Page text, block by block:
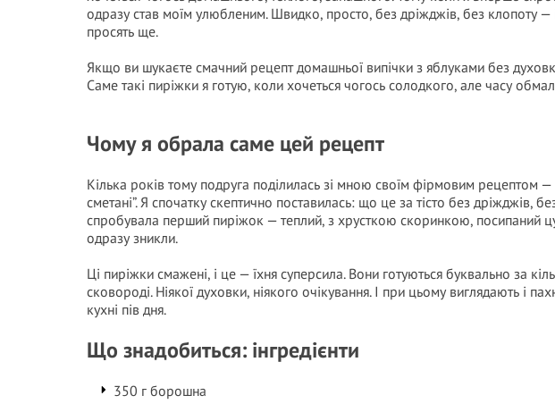
одразу став моїм улюбленим. Швидко, просто, без дріжджів, без клопоту —
просять ще.
Якщо ви шукаєте смачний рецепт домашньої випічки з яблуками без
Саме такі пиріжки я готую, коли хочеться чогось солодкого, але часу
Чому я обрала саме цей рецепт
Кілька років тому подруга поділилась зі мною своїм фірмовим рецептом —
сметані”. Я спочатку скептично поставилась: що це за тісто без дріжджів,
спробувала перший пиріжок — теплий, з хрусткою скоринкою, посипаний
одразу зникли.
Ці пиріжки смажені, і це — їхня суперсила. Вони готуються буквально за
сковороді. Ніякої духовки, ніякого очікування. І при цьому виглядають і
кухні пів дня.
Що знадобиться: інгредієнти
350 г борошна